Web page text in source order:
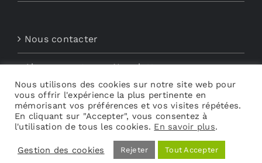
Nous contacter
Abonnements aux Newsletters
Découvrez My Audio
Nous utilisons des cookies sur notre site web pour
vous offrir l'expérience la plus pertinente en
mémorisant vos préférences et vos visites répétées.
En cliquant sur "Accepter", vous consentez à
l'utilisation de tous les cookies. En savoir plus.
Gestion des cookies Rejeter Tout Accepter